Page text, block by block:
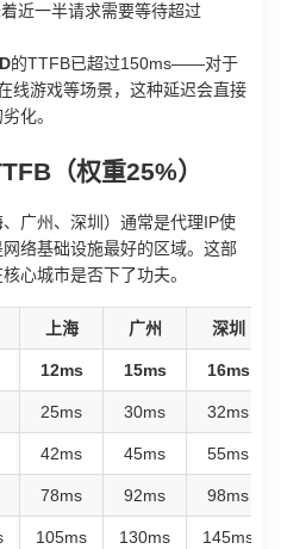
近一半请求需要等待超过
的TTFB已超过150ms——对于
线游戏等场景，这种延迟会直接
化。
（权重25%）
广州、深圳）通常是代理IP使
络基础设施最好的区域。这部
心城市是否下了功夫。
上海 广州 深圳
12ms 15ms 16ms
25ms 30ms 32ms
42ms 45ms 55ms
78ms 92ms 98ms
105ms 130ms 145ms